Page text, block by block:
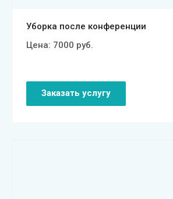
Уборка после конференции
Цена: 7000 руб.
Заказать услугу